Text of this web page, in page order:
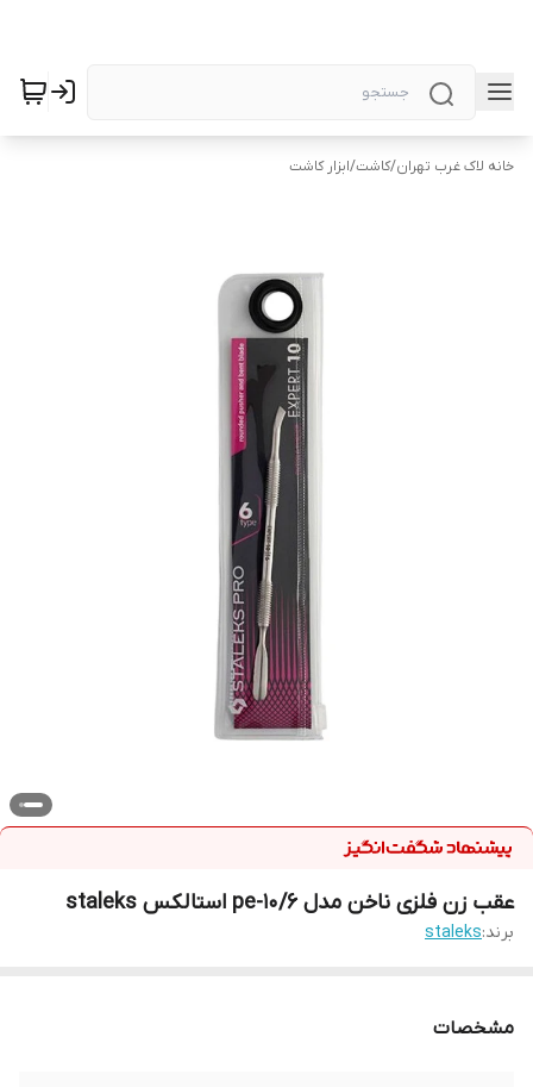
خانه لاک غرب تهران/کاشت/ابزار کاشت
عقب زن فلزی ناخن مدل pe-10/6 استالکس staleks
برند:staleks
مشخصات